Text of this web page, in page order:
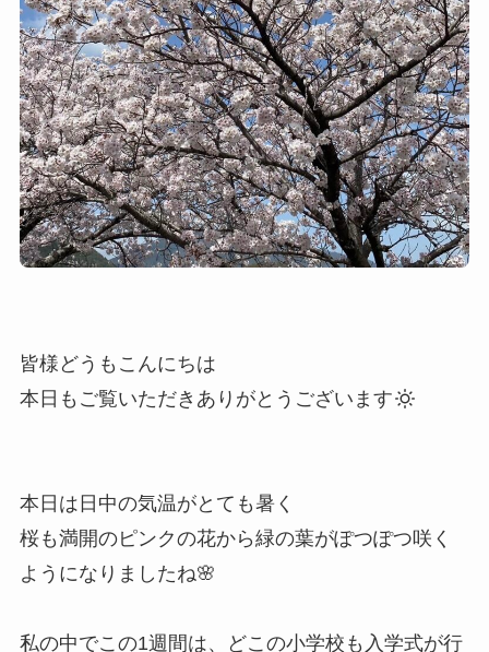
皆様どうもこんにちは
本日もご覧いただきありがとうございます
本日は日中の気温がとても暑く
桜も満開のピンクの花から緑の葉がぽつぽつ咲く
ようになりましたね🌸
私の中でこの1週間は、どこの小学校も入学式が行